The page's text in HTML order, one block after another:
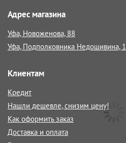
Адрес магазина
Уфа, Новоженова, 88
Уфа, Подполковника Недошивина, 1
Клиентам
Кредит
Нашли дешевле, снизим цену!
Как оформить заказ
Доставка и оплата